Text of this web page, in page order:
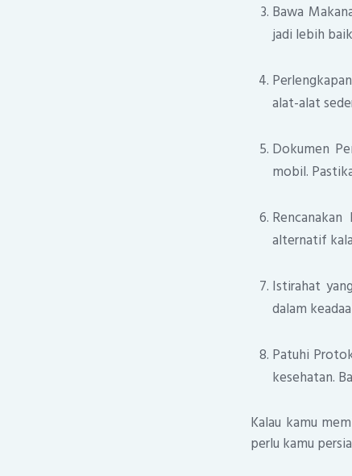
Bawa
jadi lebih
alat-alat
Dokumen
mobil.
alternatif
Istirahat
dalam
Patuhi
kesehatan.
Kalau kamu
perlu kamu